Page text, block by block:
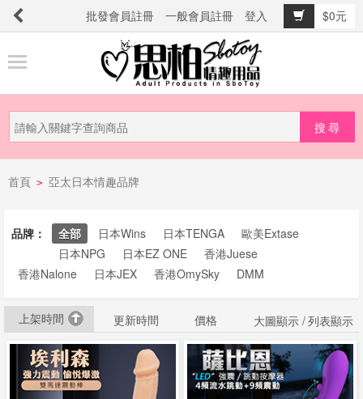
批發會員註冊 一般會員註冊 登入
$0元
品
新
品
提
詐
話
首頁 > 亞太日本情趣品牌
品牌： 全部 日本Wins 日本TENGA
歐美Extase
日本NPG
日本EZ ONE
香港Juese
香港Nalone
日本JEX 香港OmySky DMM
上架時間 更新時間 價格 大圖顯示 /列表顯示